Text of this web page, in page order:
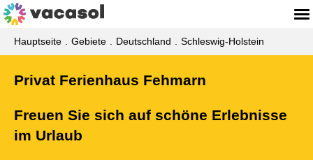
Hauptseite Gebiete Deutschland Schleswig-Holstein
Privat Ferienhaus Fehmarn
Freuen Sie sich auf schöne Erlebnisse
im Urlaub